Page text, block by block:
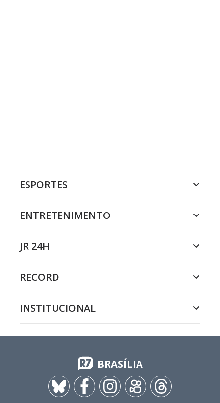
ESPORTES
ENTRETENIMENTO
JR 24H
RECORD
INSTITUCIONAL
BRASÍLIA